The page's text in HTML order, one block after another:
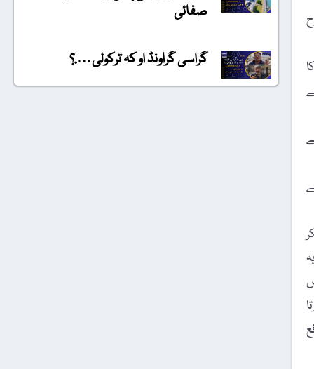
صفائی
گراسی گراونڈ او کہ ترکولی….؟